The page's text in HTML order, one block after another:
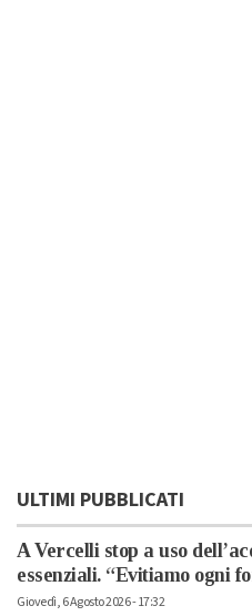
ULTIMI PUBBLICATI
A Vercelli stop a uso
essenziali. “Evitiamo ogni
Giovedì, 6 Agosto 2026 - 17:32